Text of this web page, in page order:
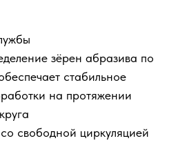
зёрен абразива по
стабильное
на протяжении
свободной циркуляцией